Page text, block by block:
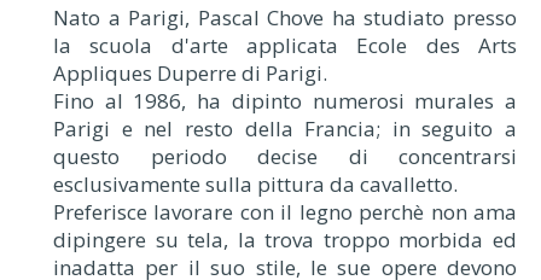
Nato a Parigi, Pascal Chove ha studiato presso
la scuola d'arte applicata Ecole des Arts
Appliques Duperre di Parigi.
Fino al 1986, ha dipinto numerosi murales a
Parigi e nel resto della Francia; in seguito a
questo periodo decise di concentrarsi
esclusivamente sulla pittura da cavalletto.
Preferisce lavorare con il legno perchè non ama
dipingere su tela, la trova troppo morbida ed
inadatta per il suo stile, le sue opere devono